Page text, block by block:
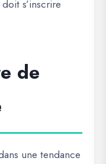
s’inscrire
de
une tendance